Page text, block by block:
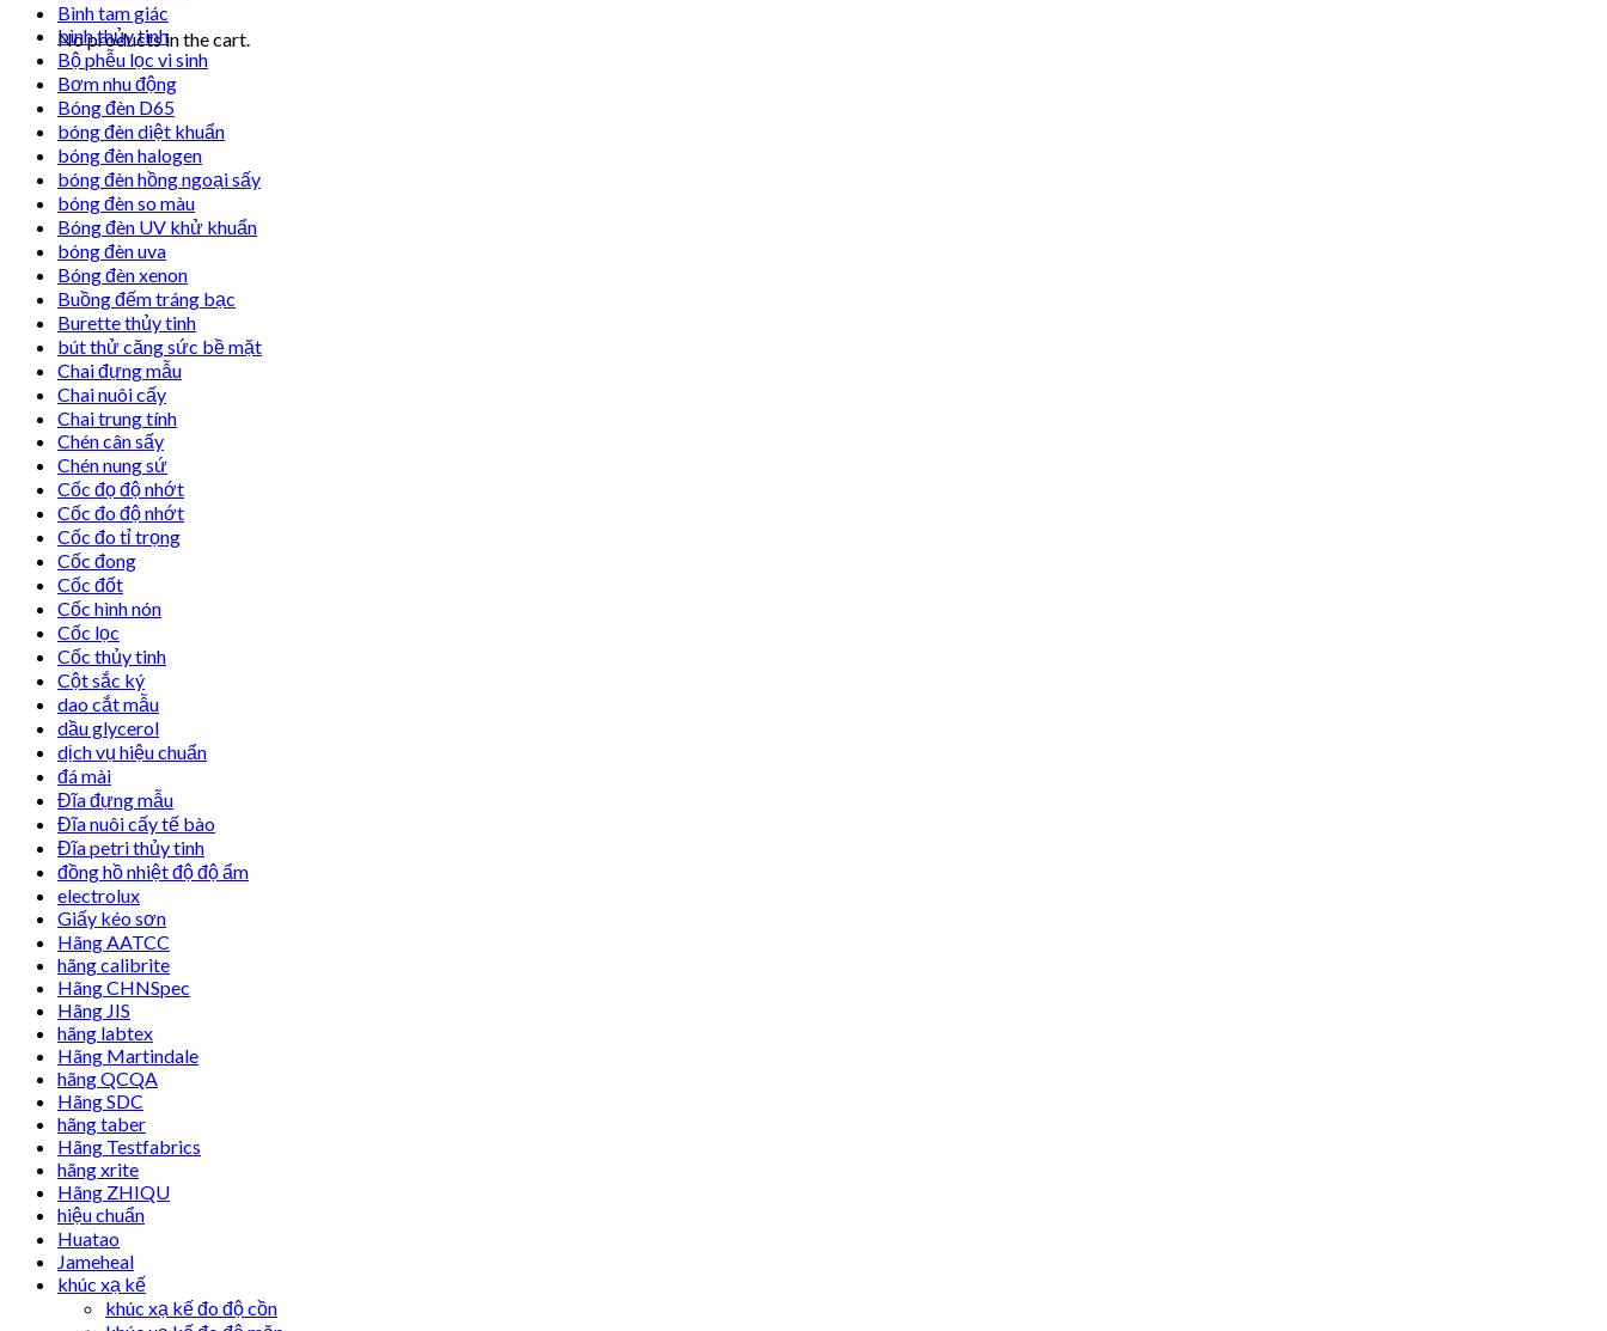
No products in the cart.
Bình tam giác
bình thủy tinh
Bộ phễu lọc vi sinh
Bơm nhu động
Bóng đèn D65
bóng đèn diệt khuẩn
bóng đèn halogen
bóng đèn hồng ngoại sấy
bóng đèn so màu
Bóng đèn UV khử khuẩn
bóng đèn uva
Bóng đèn xenon
Buồng đếm tráng bạc
Burette thủy tinh
bút thử căng sức bề mặt
Chai đựng mẫu
Chai nuôi cấy
Chai trung tính
Chén cân sấy
Chén nung sứ
Cốc đọ độ nhớt
Cốc đo độ nhớt
Cốc đo tỉ trọng
Cốc đong
Cốc đốt
Cốc hình nón
Cốc lọc
Cốc thủy tinh
Cột sắc ký
dao cắt mẫu
dầu glycerol
dịch vụ hiệu chuẩn
đá mài
Đĩa đựng mẫu
Đĩa nuôi cấy tế bào
Đĩa petri thủy tinh
đồng hồ nhiệt độ độ ẩm
electrolux
Giấy kéo sơn
Hãng AATCC
hãng calibrite
Hãng CHNSpec
Hãng JIS
hãng labtex
Hãng Martindale
hãng QCQA
Hãng SDC
hãng taber
Hãng Testfabrics
hãng xrite
Hãng ZHIQU
hiệu chuẩn
Huatao
Jameheal
khúc xạ kế
khúc xạ kế đo độ cồn